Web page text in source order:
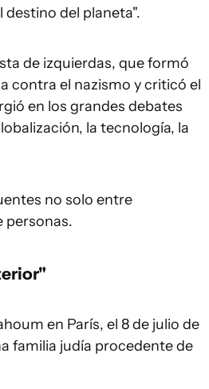
del planeta".
de izquierdas, que formó
contra el nazismo y criticó el
en los grandes debates
la tecnología, la
no solo entre
personas.
en París, el 8 de julio de
familia judía procedente de